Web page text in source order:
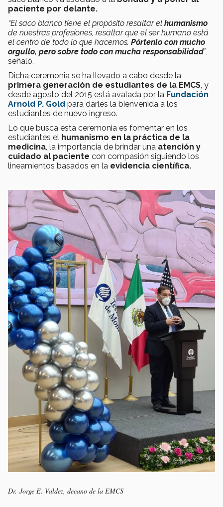
paciente por delante.
“El saco blanco tiene el propósito resaltar el humanismo
de nuestras profesiones, resaltar que el ser humano está
el centro de todo lo que hacemos. Pórtenlo con mucho
orgullo, pero sobre todo con mucha responsabilidad”,
señaló.
Dicha ceremonia se ha llevado a cabo desde la
primera generación de estudiantes de la EMCS, y
desde agosto del 2015 está avalada por la Fundación
Arnold P. Gold para darles la bienvenida a los
estudiantes de nuevo ingreso.
Lo que busca esta ceremonia es fomentar en los
estudiantes el humanismo en la práctica de la
medicina, la importancia de brindar una atención y
cuidado al paciente con compasión siguiendo los
lineamientos basados en la evidencia científica.
Dr. Jorge E. Valdez, decano de la EMCS